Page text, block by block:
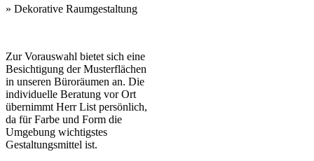
» Dekorative Raumgestaltung
Zur Vorauswahl bietet sich eine
Besichtigung der Musterflächen
in unseren Büroräumen an. Die
individuelle Beratung vor Ort
übernimmt Herr List persönlich,
da für Farbe und Form die
Umgebung wichtigstes
Gestaltungsmittel ist.